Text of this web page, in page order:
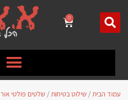
0
עמוד הבית/ שילוט בטיחות/ שלטים פולטי אור